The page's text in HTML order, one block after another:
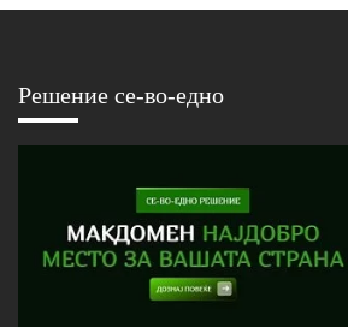
Решение се-во-едно